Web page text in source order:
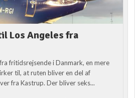
Los Angeles fra
fritidsrejsende i Danmark, en mere
til, at ruten bliver en del af
fra Kastrup. Der bliver seks...